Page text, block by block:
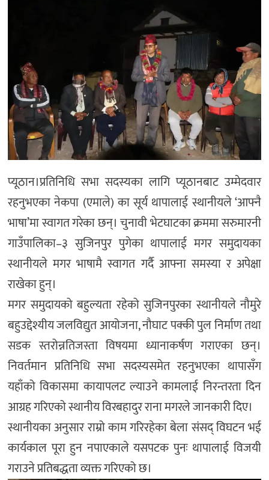
प्यूठान।प्रतिनिधि सभा सदस्यका लागि प्यूठानबाट उम्मेदवार
रहनुभएका नेकपा (एमाले) का सूर्य थापालाई स्थानीयले ‘आफ्नै
भाषा’मा स्वागत गरेका छन्। चुनावी भेटघाटका क्रममा सरुमारनी
गाउँपालिका–३ सुजिनपुर पुगेका थापालाई मगर समुदायका
स्थानीयले मगर भाषामै स्वागत गर्दै आफ्ना समस्या र अपेक्षा
राखेका हुन्।
मगर समुदायको बहुल्यता रहेको सुजिनपुरका स्थानीयले नौमुरे
बहुउद्देश्यीय जलविद्युत आयोजना, नौघाट पक्की पुल निर्माण तथा
सडक स्तरोन्नतिजस्ता विषयमा ध्यानाकर्षण गराएका छन्।
निवर्तमान प्रतिनिधि सभा सदस्यसमेत रहनुभएका थापासँग
यहाँको विकासमा कायापलट ल्याउने कामलाई निरन्तरता दिन
आग्रह गरिएको स्थानीय विरबहादुर राना मगरले जानकारी दिए।
स्थानीयका अनुसार राम्रो काम गरिरहेका बेला संसद् विघटन भई
कार्यकाल पूरा हुन नपाएकाले यसपटक पुनः थापालाई विजयी
गराउने प्रतिबद्धता व्यक्त गरिएको छ।